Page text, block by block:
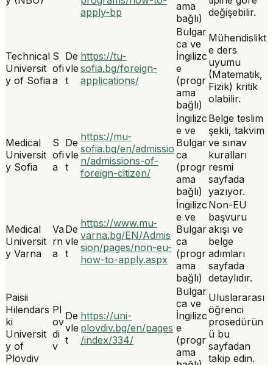
apply-bp
ama
bağlı) değişebilir.
Technical
Universit
y of Sofia
S
ofi
a
De
vle
t
https://tu-
sofia.bg/foreign-
applications/
Bulgar
ca ve
İngilizc
e
(progr
ama
bağlı)
Mühendislikt
e ders
uyumu
(Matematik,
Fizik) kritik
olabilir.
Medical
Universit
y Sofia
S
ofi
a
De
vle
t
https://mu-
sofia.bg/en/admissio
n/admissions-of-
foreign-citizen/
İngilizc
e ve
Bulgar
ca
(progr
ama
bağlı)
Belge teslim
şekli, takvim
ve sınav
kuralları
resmi
sayfada
yazıyor.
Medical
Universit
y Varna
Va
rn
a
De
vle
t
https://www.mu-
varna.bg/EN/Admis
sion/pages/non-eu-
how-to-apply.aspx
İngilizc
e ve
Bulgar
ca
(progr
ama
bağlı)
Non-EU
başvuru
akışı ve
belge
adımları
sayfada
detaylıdır.
Paisii
Hilendars
ki
Universit
y of
Plovdiv
Pl
ov
di
v
De
vle
t
https://uni-
plovdiv.bg/en/pages
/index/334/
Bulgar
ca ve
İngilizc
e
(progr
ama
Uluslararası
öğrenci
prosedürün
ü bu
sayfadan
takip edin.